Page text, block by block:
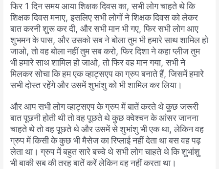
फिर 1दिनसमयआयाशिक्षकदिवसका,सभीलोगचाहते थेकि
शिक्षकदिवसमनाए,इसलिएसभीलोगोंनेशिक्षकदिवसकोलेकर
बातकरनीशुरूकरदी,औरसभीमानभीगए,फिरसभीलोगआए
शुभमनकेपास,औरउसकोसबनेबोलातुमभीहमारेसाथशामिलहो
जाओ,तोवहबोलानहींतुमसबकरो,फिरदिशानेकहाप्लीजतुम
भीहमारेसाथशामिलहोजाओ,तोफिरवहमानगया,सभीने
मिलकरसोचाकिहमएकव्हाट्सएपकाग्रुपबनातेहैं,जिसमेंहमारे
सभीदोस्तरहेंगेऔरउसमेंशुभांशुकोभीशामिलकरलिया।
औरआपसभीलोगव्हाट्सएपकेग्रुपमेंबातेंकरते थेकुछजरूरी
बातपूछनीहोती थीतोवहपूछते थेकुछक्वेश्चनकेआंसरजानना
चाहते थेतोवहपूछते थेऔरउसमेंसेशुभांशुभीएक था,लेकिनवह
ग्रुपमेंकिसीकेकुछभीमैसेजकारिप्लाईनहींदेता थाबसवहपढ़
लेता था। ग्रुपमेंबहुतसारेबच्चे थे सभीलोगचाहते थेकिशुभांशु
भीबाकीसबकीतरहबातेंकरेंलेकिनवहनहींकरता था।